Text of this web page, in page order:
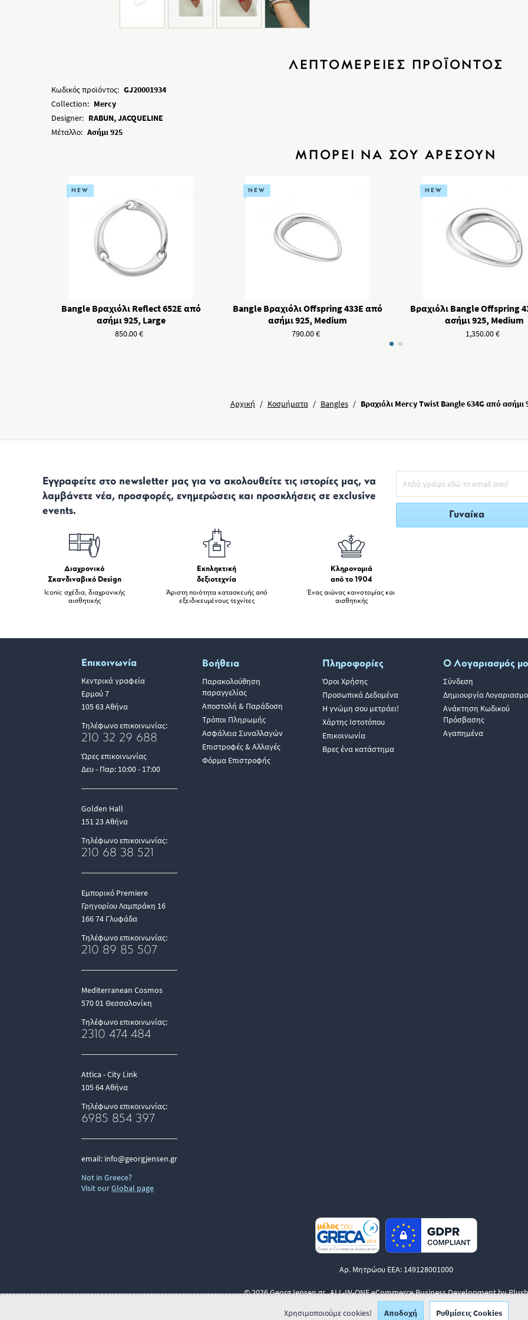
ΛΕΠΤΟΜΕΡΕΙΕΣ ΠΡΟΪΟΝΤΟΣ
Κωδικός προϊόντος: GJ20001934
Collection: Mercy
Designer: RABUN, JACQUELINE
Μέταλλο: Ασήμι 925
ΜΠΟΡΕΙ ΝΑ ΣΟΥ ΑΡΕΣΟΥΝ
NEW
Bangle Βραχιόλι Reflect 652E από
ασήμι 925, Large
850.00€
NEW
Bangle Βραχιόλι Offspring 433E από
ασήμι 925, Medium
790.00€
NEW
Βραχιόλι Bangle Offspring
ασήμι 925, Medium
1,350.00€
Αρχική / Κοσμήματα / Bangles / Βραχιόλι Mercy Twist Bangle 634G από ασήμι
Εγγραφείτε στο newsletter μας για να ακολουθείτε τις ιστορίες μας, να
λαμβάνετε νέα, προσφορές, ενημερώσεις και προσκλήσεις σε exclusive
events.
Διαχρονικό
Σκανδιναβικό Design
Iconic σχέδια, διαχρονικής
αισθητικής
Εκπληκτική
δεξιοτεχνία
Άριστη ποιότητα κατασκευής από
εξειδικευμένους τεχνίτες
Κληρονομιά
από το 1904
Ένας αιώνας καινοτομίας και
αισθητικής
Γυναίκα
Επικοινωνία
Κεντρικά γραφεία
Ερμού 7
105 63 Αθήνα
Τηλέφωνο επικοινωνίας:
210 32 29 688
Ώρες επικοινωνίας
Δευ - Παρ: 10:00 - 17:00
Golden Hall
151 23 Αθήνα
Τηλέφωνο επικοινωνίας:
210 68 38 521
Εμπορικό Premiere
Γρηγορίου Λαμπράκη 16
166 74 Γλυφάδα
Τηλέφωνο επικοινωνίας:
210 89 85 507
Mediterranean Cosmos
570 01 Θεσσαλονίκη
Τηλέφωνο επικοινωνίας:
2310 474 484
Attica - City Link
105 64 Αθήνα
Τηλέφωνο επικοινωνίας:
6985 854 397
email: info@georgjensen.gr
Not in Greece?
Visit ourGlobal page
Βοήθεια
Παρακολούθηση
παραγγελίας
Αποστολή & Παράδοση
Τρόποι Πληρωμής
Ασφάλεια Συναλλαγών
Επιστροφές & Αλλαγές
Φόρμα Επιστροφής
Πληροφορίες
Όροι Χρήσης
Προσωπικά Δεδομένα
Η γνώμη σου μετράει!
Χάρτης Ιστοτόπου
Επικοινωνία
Βρες ένα κατάστημα
Ο Λογαριασμός
Σύνδεση
Δημιουργία
Ανάκτηση Κωδικού
Πρόσβασης
Αγαπημένα
Αρ. Μητρώου ΕΕΑ: 149128001000
© 2026 GeorgJensen.gr.ALL-IN-ONE eCommerce Business Development by
Χρησιμοποιούμε cookies!
Αποδοχή Ρυθμίσεις Cookies